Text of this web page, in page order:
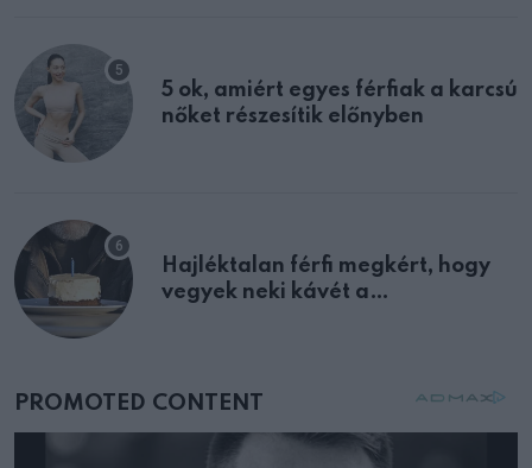
5 ok, amiért egyes férfiak a karcsú
nőket részesítik előnyben
Hajléktalan férfi megkért, hogy
vegyek neki kávét a